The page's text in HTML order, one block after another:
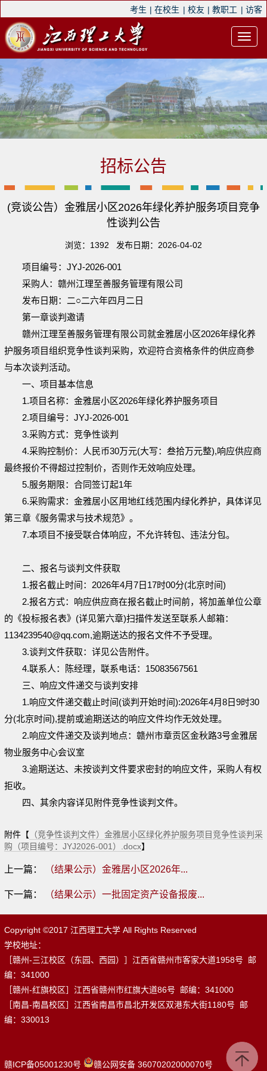
考生 | 在校生 | 校友 | 教职工 | 访客
招标公告
(竞谈公告）金雅居小区2026年绿化养护服务项目竞争
性谈判公告
浏览： 1392 发布日期：2026-04-02
项目编号： JYJ-2026-001
采购人：赣州江理至善服务管理有限公司
发布日期：二○二六年四月 二 日
第一章谈判邀请
赣州江理至善服务管理有限公司就金雅居小区2026年绿化养
护服务项目组织竞争性谈判采购，欢迎符合资格条件的供应商参
与本次谈判活动。
一、项目基本信息
1.项目名称：金雅居小区2026年绿化养护服务项目
2.项目编号： JYJ-2026-001
3.采购方式：竞争性谈判
4.采购控制价：人民币30万元(大写： 叁拾万元整),响应供应商
最终报价不得超过控制价，否则作无效响应处理。
5.服务期限： 合同签订起1年
6.采购需求：金雅居小区用地红线范围内绿化养护，具体详见
第三章《服务需求与技术规范》。
7.本项目不接受联合体响应，不允许转包、违法分包。
二、报名与谈判文件获取
1.报名截止时间： 2026年4月7日 17时00分(北京时间)
2.报名方式：响应供应商在报名截止时间前，将加盖单位公章
的《投标报名表》(详见第六章)扫描件发送至联系人邮箱：
1134239540@qq.com,逾期送达的报名文件不予受理。
3.谈判文件获取： 详见公告附件。
4.联系人：陈经理，联系电话：15083567561
三、响应文件递交与谈判安排
1.响应文件递交截止时间(谈判开始时间):2026年4月8日9时30
分(北京时间),提前或逾期送达的响应文件均作无效处理。
2.响应文件递交及谈判地点：赣州市章贡区金秋路3号金雅居
物业服务中心会议室
3.逾期送达、未按谈判文件要求密封的响应文件，采购人有权
拒收。
四、其余内容详见附件竞争性谈判文件。
附件【 （竞争性谈判文件）金雅居小区绿化养护服务项目竞争性谈判采
购（项目编号：JYJ2026-001）.docx】
上一篇： （结果公示）金雅居小区2026年...
下一篇： （结果公示）一批固定资产设备报废...
Copyright ©2017 江西理工大学 All Rights Reserved
学校地址：
［赣州-三江校区（东园、西园）］江西省赣州市客家大道1958号 邮
编：341000
［赣州-红旗校区］江西省赣州市红旗大道86号 邮编：341000
［南昌-南昌校区］江西省南昌市昌北开发区双港东大街1180号 邮
编：330013
赣ICP备05001230号 赣公网安备 36070202000070号